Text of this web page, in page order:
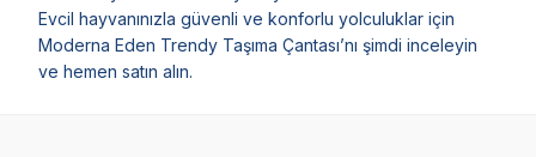
Evcil hayvanınızla güvenli ve konforlu yolculuklar için
Moderna Eden Trendy Taşıma Çantası’nı şimdi inceleyin
ve hemen satın alın.